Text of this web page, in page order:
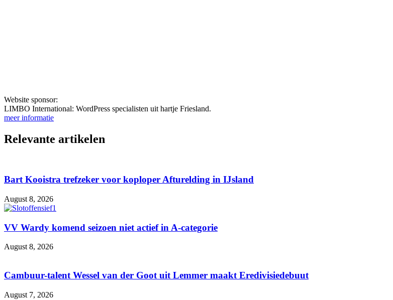
Website sponsor:
LIMBO International: WordPress specialisten uit hartje Friesland.
meer informatie
Relevante artikelen
Bart Kooistra trefzeker voor koploper Afturelding in IJsland
August 8, 2026
VV Wardy komend seizoen niet actief in A-categorie
August 8, 2026
Cambuur-talent Wessel van der Goot uit Lemmer maakt Eredivisiedebuut
August 7, 2026